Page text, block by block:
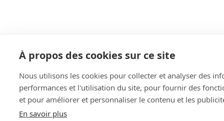
À propos des cookies sur ce site
Nous utilisons les cookies pour collecter et analyser des
performances et l'utilisation du site, pour fournir des
et pour améliorer et personnaliser le contenu et les
En savoir plus